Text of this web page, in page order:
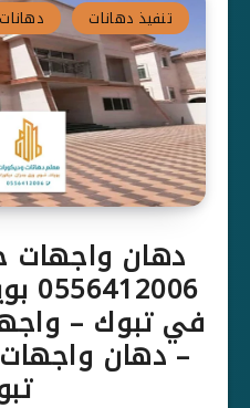
تنفيذ دهانات
دهان واجهات
في تبوك –
– دهان واجهات